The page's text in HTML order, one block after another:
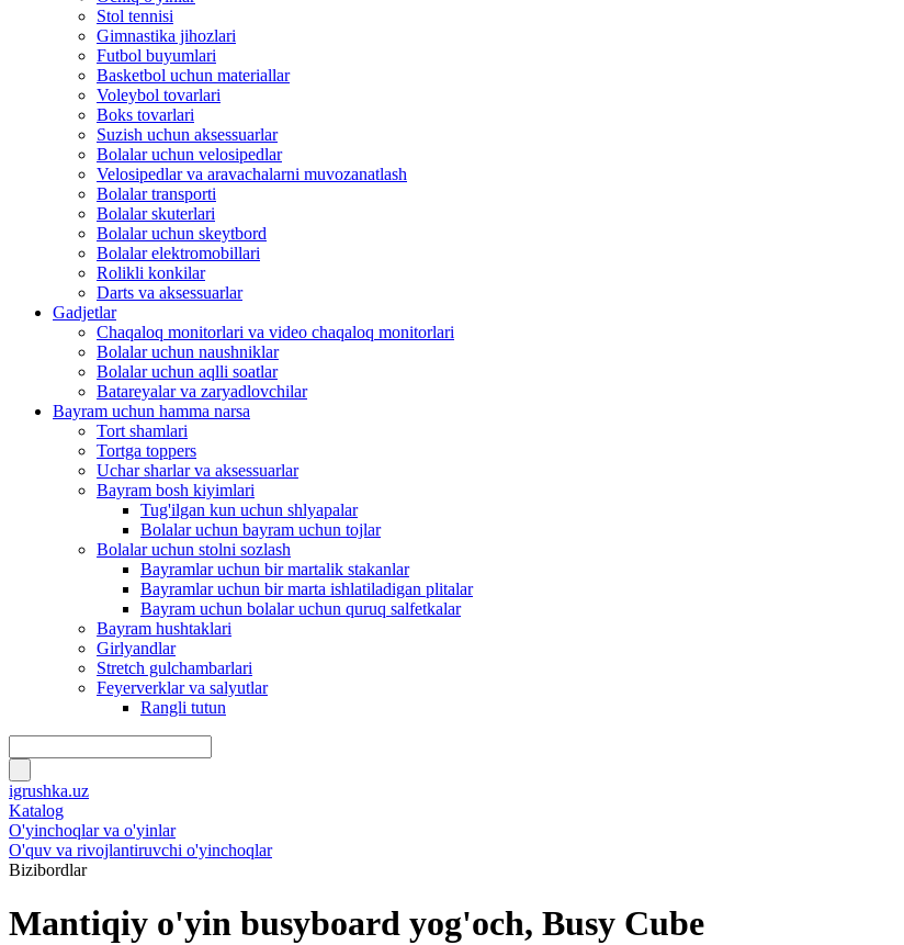
Stol tennisi
Gimnastika jihozlari
Futbol buyumlari
Basketbol uchun materiallar
Voleybol tovarlari
Boks tovarlari
Suzish uchun aksessuarlar
Bolalar uchun velosipedlar
Velosipedlar va aravachalarni muvozanatlash
Bolalar transporti
Bolalar skuterlari
Bolalar uchun skeytbord
Bolalar elektromobillari
Rolikli konkilar
Darts va aksessuarlar
Gadjetlar
Chaqaloq monitorlari va video chaqaloq monitorlari
Bolalar uchun naushniklar
Bolalar uchun aqlli soatlar
Batareyalar va zaryadlovchilar
Bayram uchun hamma narsa
Tort shamlari
Tortga toppers
Uchar sharlar va aksessuarlar
Bayram bosh kiyimlari
Tug'ilgan kun uchun shlyapalar
Bolalar uchun bayram uchun tojlar
Bolalar uchun stolni sozlash
Bayramlar uchun bir martalik stakanlar
Bayramlar uchun bir marta ishlatiladigan plitalar
Bayram uchun bolalar uchun quruq salfetkalar
Bayram hushtaklari
Girlyandlar
Stretch gulchambarlari
Feyerverklar va salyutlar
Rangli tutun
igrushka.uz
Katalog
O'yinchoqlar va o'yinlar
O'quv va rivojlantiruvchi o'yinchoqlar
Bizibordlar
Mantiqiy o'yin busyboard yog'och, Busy Cube